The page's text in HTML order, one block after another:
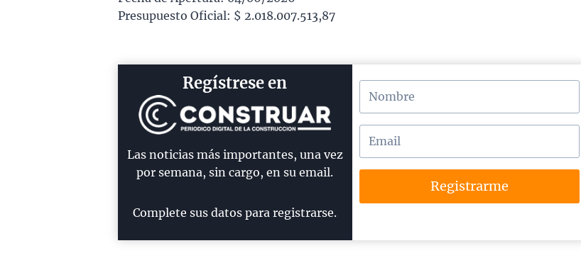
Presupuesto Oficial: $ 2.018.007.513,87
Regístrese en
Las noticias más importantes, una vez
por semana, sin cargo, en su email.
Complete sus datos para registrarse.
Registrarme